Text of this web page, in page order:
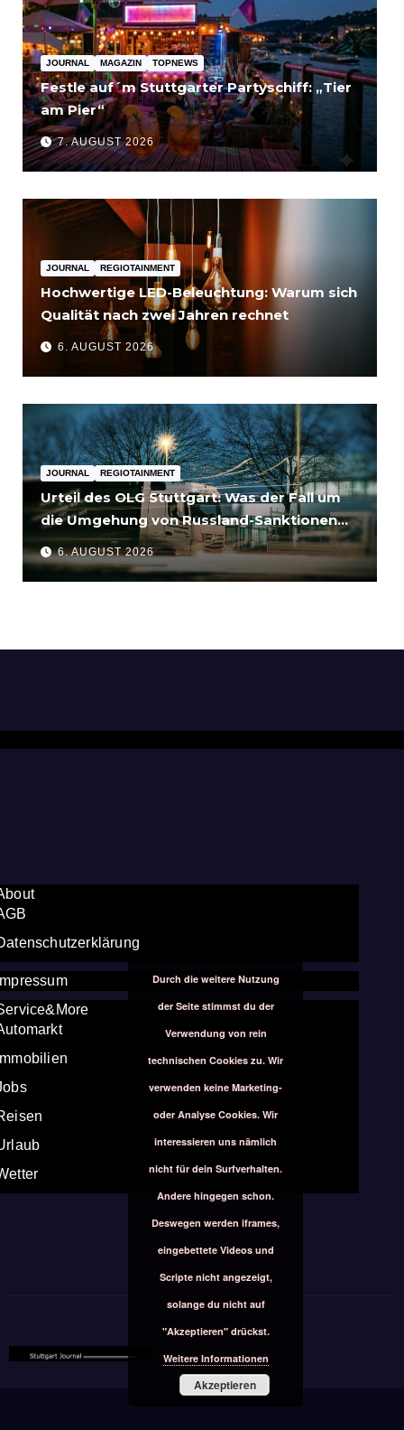
JOURNAL MAGAZIN TOPNEWS
Festle auf´m Stuttgarter Partyschiff: „Tier
am Pier“
7. AUGUST 2026
JOURNAL REGIOTAINMENT
Hochwertige LED-Beleuchtung: Warum sich
Qualität nach zwei Jahren rechnet
6. AUGUST 2026
JOURNAL REGIOTAINMENT
Urteil des OLG Stuttgart: Was der Fall um
die Umgehung von Russland-Sanktionen
für Unternehmen bedeutet
6. AUGUST 2026
Durch die weitere Nutzung
der Seite stimmst du der
Verwendung von rein
technischen Cookies zu. Wir
verwenden keine Marketing-
oder Analyse Cookies. Wir
interessieren uns nämlich
nicht für dein Surfverhalten.
Andere hingegen schon.
Deswegen werden iframes,
eingebettete Videos und
Scripte nicht angezeigt,
solange du nicht auf
"Akzeptieren" drückst.
Weitere Informationen
Akzeptieren